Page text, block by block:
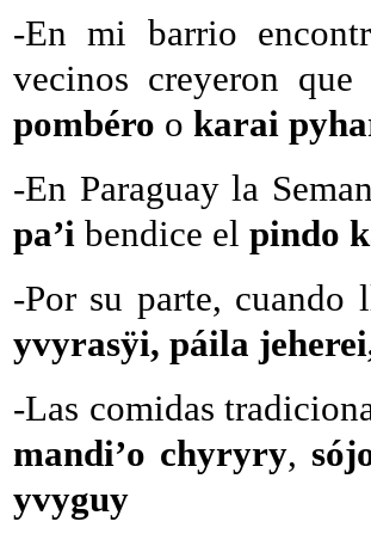
-En mi barrio
vecinos creyeron
pombéro o karai
-En Paraguay la
pa’i bendice el pindo
-Por su parte,
yvyrasÿi, páila
-Las comidas
mandi’o chyryry,
yvyguy